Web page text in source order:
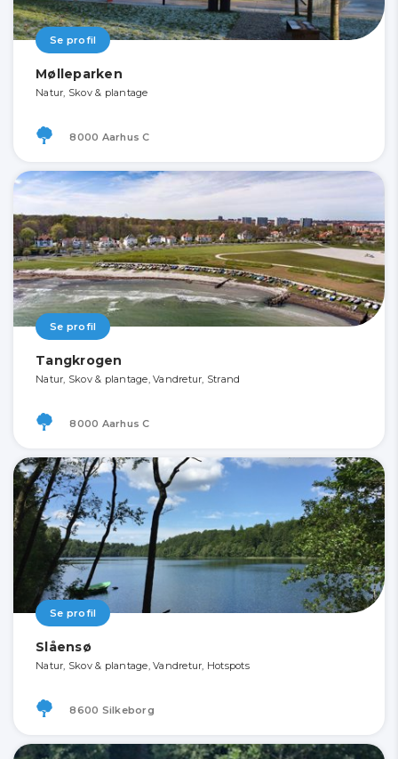
Se profil
Mølleparken
Natur, Skov & plantage
8000 Aarhus C
Se profil
Tangkrogen
Natur, Skov & plantage, Vandretur, Strand
8000 Aarhus C
Se profil
Slåensø
Natur, Skov & plantage, Vandretur, Hotspots
8600 Silkeborg